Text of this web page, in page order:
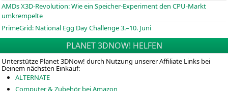
AMDs X3D-Revolution: Wie ein Speicher-Experiment den CPU-Markt
umkrempelte
PrimeGrid: National Egg Day Challenge 3.–10. Juni
PLANET 3DNOW! HELFEN
Unterstütze Planet 3DNow! durch Nutzung unserer Affiliate Links bei
Deinem nächsten Einkauf:
ALTERNATE
Computer & Zubehör bei Amazon